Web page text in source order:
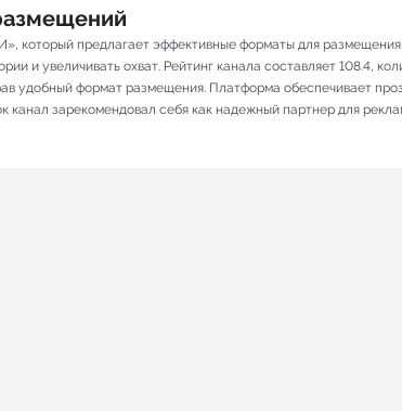
который предлагает эффективные форматы для
и увеличивать охват. Рейтинг канала составляет 108.4,
удобный формат размещения. Платформа обеспечивает
канал зарекомендовал себя как надежный партнер для